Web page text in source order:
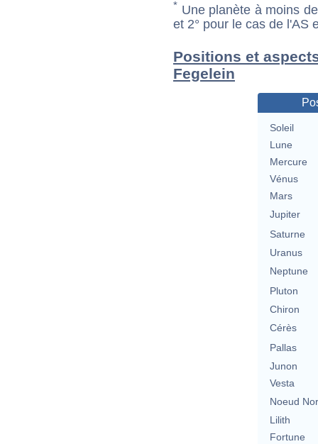
* Une planète à moins
et 2° pour le cas de l'AS
Positions et
Fegelein
Soleil
Lune
Mercure
Vénus
Mars
Jupiter
Saturne
Uranus
Neptune
Pluton
Chiron
Cérès
Pallas
Junon
Vesta
Noeud
Lilith
Fortune